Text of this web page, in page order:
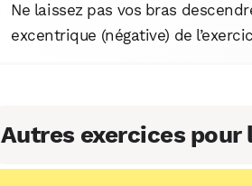
Ne laissez pas vos bras
excentrique (négative) de
Autres exercices pour